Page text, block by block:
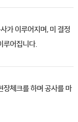
가 이루어지며, 미 결정
루어집니다.
장체크를 하며 공사를 마